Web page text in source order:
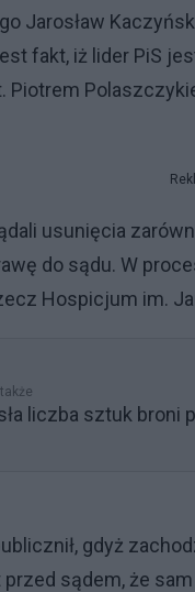
Jarosław
fakt, iż lider PiS
usunięcia
do sądu. W
Hospicjum im.
liczba sztuk broni
gdyż
sądem, że